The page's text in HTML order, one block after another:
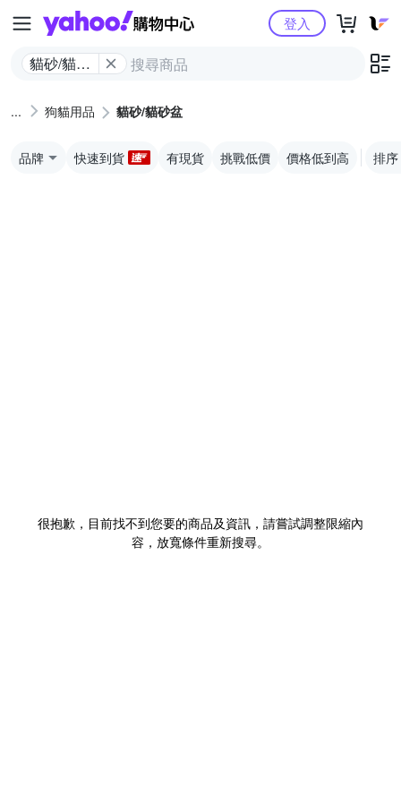
Yahoo購物中心
貓砂/貓砂
登入
狗貓用品 貓砂/貓砂盆
品牌 快速到貨 有現貨 挑戰低價 價格低到高 排序
很抱歉，目前找不到您要的商品及資訊，請嘗試調整限縮內
容，放寬條件重新搜尋。